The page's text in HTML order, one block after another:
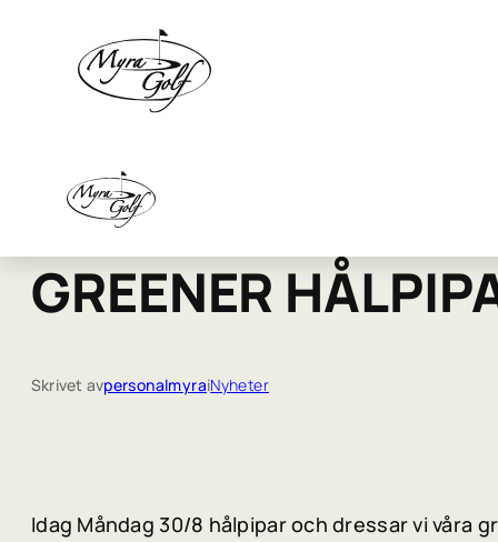
GREENER
Skrivet avpersonalmyraiNyheter
Idag Måndag 30/8 hålpipar och dressar vi våra